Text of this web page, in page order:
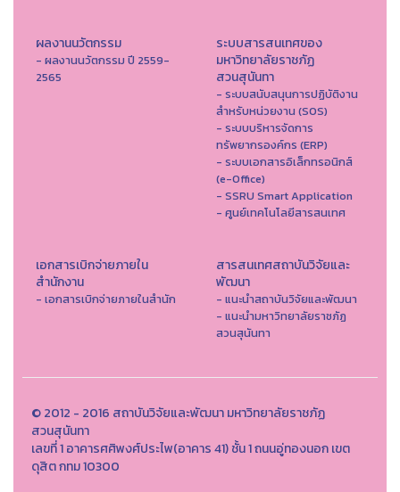
ผลงานนวัตกรรม
- ผลงานนวัตกรรม ปี 2559-
2565
ระบบสารสนเทศของ
มหาวิทยาลัยราชภัฏ
สวนสุนันทา
- ระบบสนับสนุนการปฏิบัติงาน
สำหรับหน่วยงาน (SOS)
- ระบบบริหารจัดการ
ทรัพยากรองค์กร (ERP)
- ระบบเอกสารอิเล็กทรอนิกส์
(e-Office)
- SSRU Smart Application
- ศูนย์เทคโนโลยีสารสนเทศ
เอกสารเบิกจ่ายภายใน
สำนักงาน
- เอกสารเบิกจ่ายภายในสำนัก
สารสนเทศสถาบันวิจัยและ
พัฒนา
- แนะนำสถาบันวิจัยและพัฒนา
- แนะนำมหาวิทยาลัยราชภัฏ
สวนสุนันทา
© 2012 - 2016 สถาบันวิจัยและพัฒนา มหาวิทยาลัยราชภัฏ
สวนสุนันทา
เลขที่ 1 อาคารศศิพงศ์ประไพ(อาคาร 41) ชั้น 1 ถนนอู่ทองนอก เขต
ดุสิต กทม 10300